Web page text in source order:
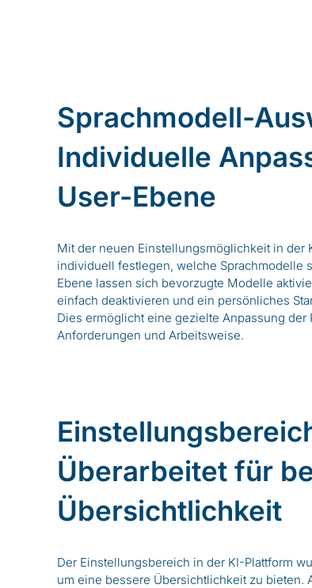
Sprachmodell-
Individuelle
User-Ebene
Mit der neuen Einstellungsmöglichkeit in der
individuell festlegen, welche Sprachmodelle
Ebene lassen sich bevorzugte Modelle
einfach deaktivieren und ein persönliches
Dies ermöglicht eine gezielte Anpassung der
Anforderungen und Arbeitsweise.
Überarbeitet für
Übersichtlichkeit
Der Einstellungsbereich in der KI-Plattform
um eine bessere Übersichtlichkeit zu bieten.